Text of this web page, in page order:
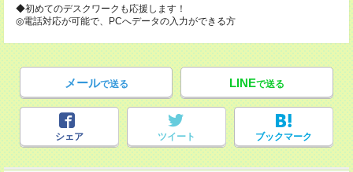
◆初めてのデスクワークも応援します！
◎電話対応が可能で、PCへデータの入力ができる方
メールで送る LINEで送る
シェア ツイート ブックマーク